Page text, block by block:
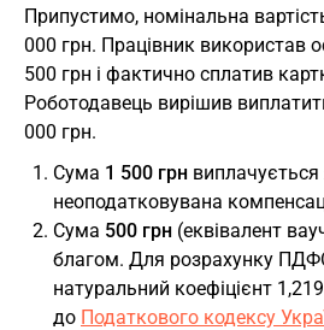
Припустимо, номінальна
000 грн. Працівник використав
500 грн і фактично сплатив
Роботодавець вирішив
000 грн.
Сума 1 500 грн виплачується
неоподатковувана
Сума 500 грн (еквівалент
благом. Для розрахунку
натуральний коефіцієнт
до Податкового кодексу